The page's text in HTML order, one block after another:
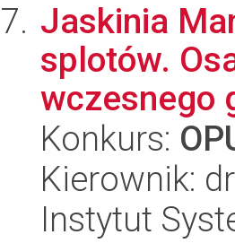
Jaskinia
splotów.
wczesnego
Konkurs:
Kierownik:
Instytut